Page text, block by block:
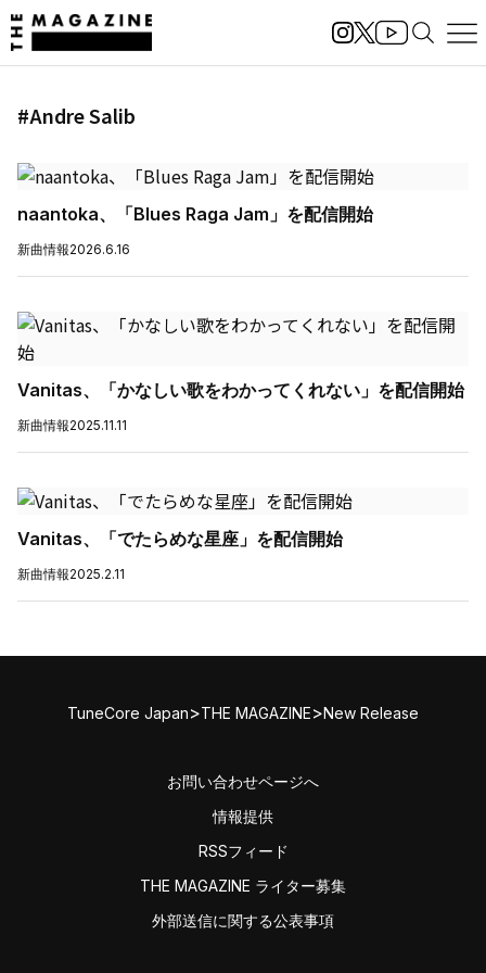
#Andre Salib
naantoka、「Blues Raga Jam」を配信開始
新曲情報2026.6.16
Vanitas、「かなしい歌をわかってくれない」を配信開始
新曲情報2025.11.11
Vanitas、「でたらめな星座」を配信開始
新曲情報2025.2.11
TuneCore Japan>THE MAGAZINE>New Release
お問い合わせページへ
情報提供
RSSフィード
THE MAGAZINE ライター募集
外部送信に関する公表事項